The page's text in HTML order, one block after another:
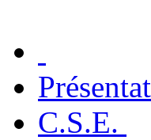
C.S.E.